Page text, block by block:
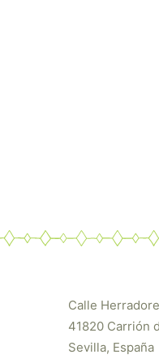
Calle
41820 Carrión
Sevilla, España